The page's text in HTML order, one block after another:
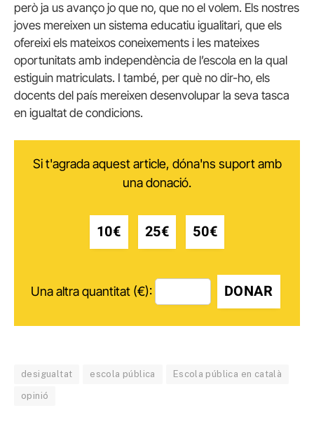
però ja us avanço jo que no, que no el volem. Els nostres
joves mereixen un sistema educatiu igualitari, que els
ofereixi els mateixos coneixements i les mateixes
oportunitats amb independència de l’escola en la qual
estiguin matriculats. I també, per què no dir-ho, els
docents del país mereixen desenvolupar la seva tasca
en igualtat de condicions.
Si t'agrada aquest article, dóna'ns suport amb
una donació.
10€ 25€ 50€
Una altra quantitat (€): DONAR
desigualtat escola pública Escola pública en català
opinió